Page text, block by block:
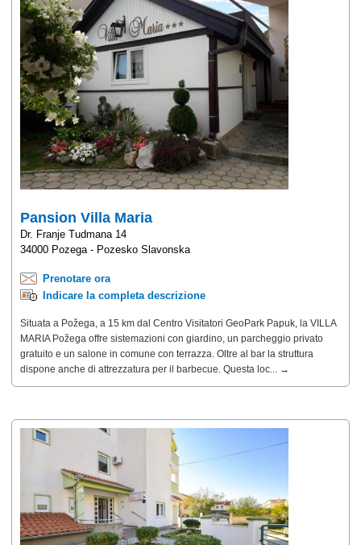
Pansion Villa Maria
Dr. Franje Tudmana 14
34000 Pozega - Pozesko Slavonska
Prenotare ora
Indicare la completa descrizione
Situata a Požega, a 15 km dal Centro Visitatori GeoPark Papuk, la VILLA
MARIA Požega offre sistemazioni con giardino, un parcheggio privato
gratuito e un salone in comune con terrazza. Oltre al bar la struttura
dispone anche di attrezzatura per il barbecue. Questa loc... →